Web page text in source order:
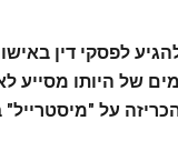
לפסקי דין
של היותו
הכריזה על